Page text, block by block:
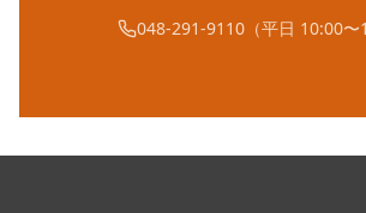
048-291-9110（平日 10:00〜